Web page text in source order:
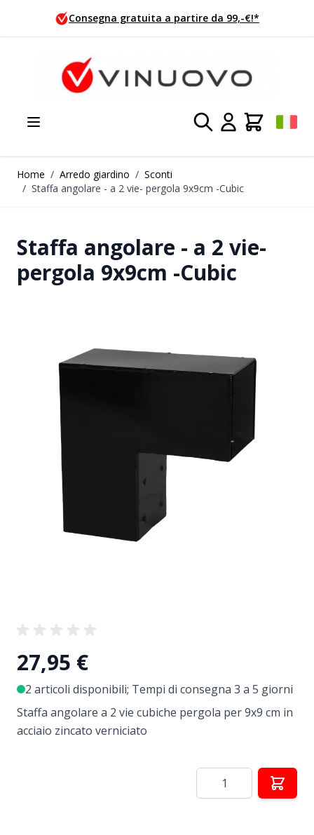
Salta al contenuto
Ordini oggi, spedizione domani!
Home / Arredo giardino / Sconti
/ Staffa angolare - a 2 vie- pergola 9x9cm -Cubic
Staffa angolare - a 2 vie-
pergola 9x9cm -Cubic
27,95 €
2 articoli disponibili; Tempi di consegna 3 a 5 giorni
Staffa angolare a 2 vie cubiche pergola per 9x9 cm in
acciaio zincato verniciato
Quantità